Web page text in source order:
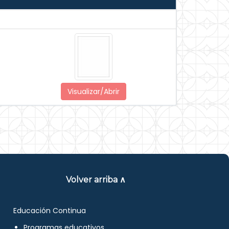
Visualizar/Abrir
Volver arriba ∧
Educación Continua